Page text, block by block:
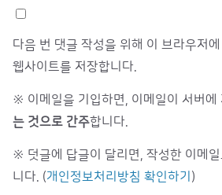
다음 번 댓글 작성을 위해 이 브라우저
웹사이트를 저장합니다.
※ 이메일을 기입하면, 이메일이 서버에
는 것으로 간주합니다.
※ 덧글에 답글이 달리면, 작성한 이메일
니다. (개인정보처리방침 확인하기 )